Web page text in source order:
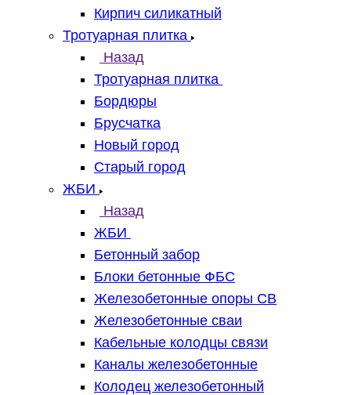
Кирпич силикатный
Тротуарная плитка
Назад
Тротуарная плитка
Бордюры
Брусчатка
Новый город
Старый город
ЖБИ
Назад
ЖБИ
Бетонный забор
Блоки бетонные ФБС
Железобетонные опоры СВ
Железобетонные сваи
Кабельные колодцы связи
Каналы железобетонные
Колодец железобетонный